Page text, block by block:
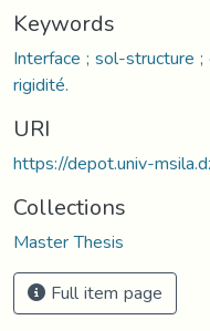
Keywords
Interface ; sol-structure
rigidité.
URI
https://depot.univ-
Collections
Master Thesis
Full item page